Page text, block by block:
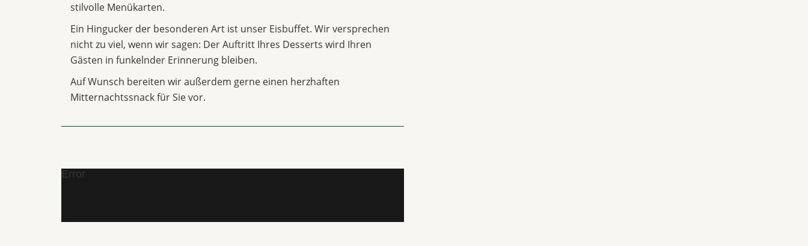
stilvolle Menükarten.
Ein Hingucker der besonderen Art ist unser Eisbuffet. Wir versprechen
nicht zu viel, wenn wir sagen: Der Auftritt Ihres Desserts wird Ihren
Gästen in funkelnder Erinnerung bleiben.
Auf Wunsch bereiten wir außerdem gerne einen herzhaften
Mitternachtssnack für Sie vor.
Error